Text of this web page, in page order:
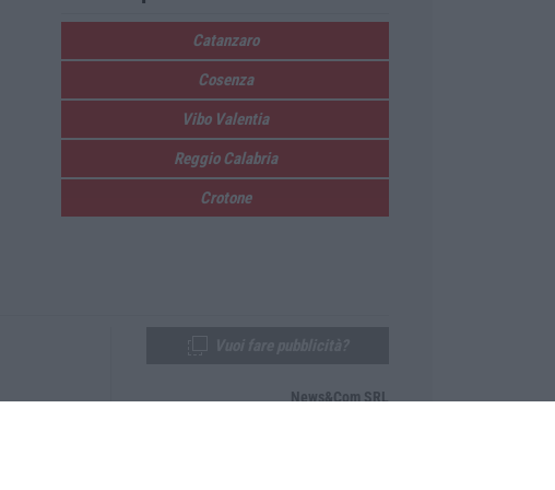
Catanzaro
Cosenza
Vibo Valentia
Reggio Calabria
Crotone
News&Com SRL